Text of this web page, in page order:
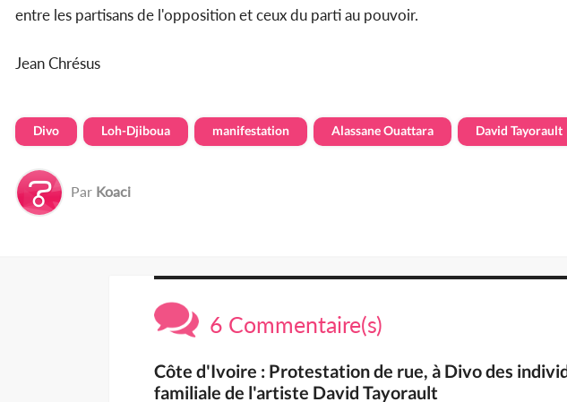
entre les partisans de l'opposition et ceux du parti au pouvoir.
Jean Chrésus
Divo Loh-Djiboua manifestation Alassane Ouattara David Tayorault
Par Koaci
6 Commentaire(s)
Côte d'Ivoire : Protestation de rue, à Divo des
familiale de l'artiste David Tayorault